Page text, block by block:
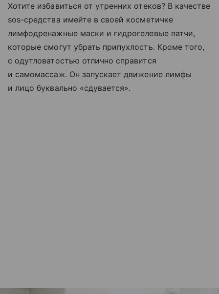
Хотите избавиться от утренних отеков? В качестве
sos-средства имейте в своей косметичке
лимфодренажные маски и гидрогелевые патчи,
которые смогут убрать припухлость. Кроме того,
с одутловатостью отлично справится
и самомассаж. Он запускает движение лимфы
и лицо буквально «сдувается».